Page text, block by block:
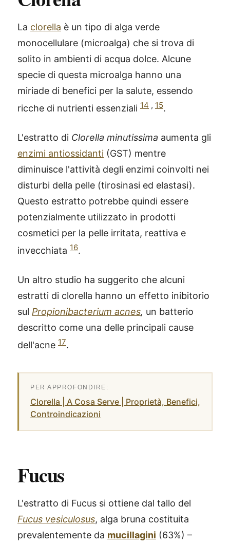
La clorella è un tipo di alga verde
monocellulare (microalga) che si trova di
solito in ambienti di acqua dolce. Alcune
specie di questa microalga hanno una
miriade di benefici per la salute, essendo
ricche di nutrienti essenziali 14 , 15.
L'estratto di Clorella minutissima aumenta gli
enzimi antiossidanti (GST) mentre
diminuisce l'attività degli enzimi coinvolti nei
disturbi della pelle (tirosinasi ed elastasi).
Questo estratto potrebbe quindi essere
potenzialmente utilizzato in prodotti
cosmetici per la pelle irritata, reattiva e
invecchiata 16.
Un altro studio ha suggerito che alcuni
estratti di clorella hanno un effetto inibitorio
sul Propionibacterium acnes, un batterio
descritto come una delle principali cause
dell'acne 17.
Clorella | A Cosa Serve | Proprietà, Benefici,
Controindicazioni
Fucus
L'estratto di Fucus si ottiene dal tallo del
Fucus vesiculosus, alga bruna costituita
prevalentemente da mucillagini (63%) –